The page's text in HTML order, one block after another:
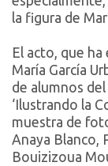
la figura de
El acto, que
María García
de alumnos
‘Ilustrando la
muestra de
Anaya Blanco,
Bouizizoua